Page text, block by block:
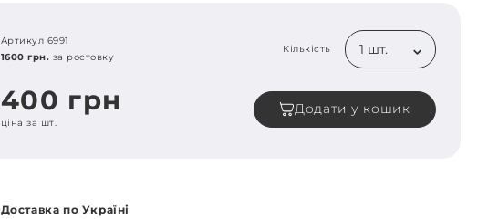
Артикул 6991
1600 грн. за ростовку
Кількість 1 шт.
400 грн
ціна за шт.
Додати у кошик
Доставка по Україні